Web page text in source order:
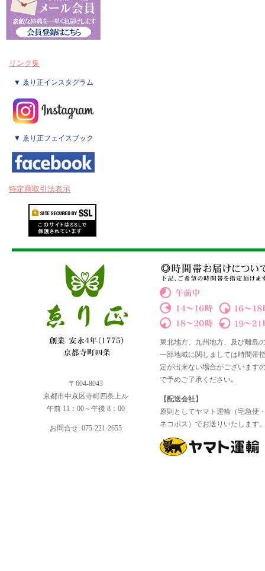
リンク集
▼ ゑり正インスタグラム
▼ ゑり正フェイスブック
特定商取引法表示
〒604-8043
京都市中京区寺町四条上ル
午前 11：00～午後 8：00
お問合せ: 075-221-2655
東北地方、九州地方、及び離島
一部地域に関しましては時間帯
定が出来ない場合がございます
で予めご了承ください｡
【配送会社】
原則としてヤマト運輸（宅急便
ネコポス）でお送りいたします